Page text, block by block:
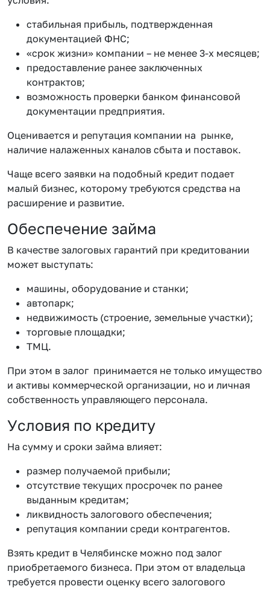
стабильная прибыль, подтвержденная
документацией ФНС;
«срок жизни» компании – не менее 3-х месяцев;
предоставление ранее заключенных
контрактов;
возможность проверки банком финансовой
документации предприятия.
Оценивается и репутация компании на рынке,
наличие налаженных каналов сбыта и поставок.
Чаще всего заявки на подобный кредит подает
малый бизнес, которому требуются средства на
расширение и развитие.
Обеспечение займа
В качестве залоговых гарантий при кредитовании
может выступать:
машины, оборудование и станки;
автопарк;
недвижимость (строение, земельные участки);
торговые площадки;
ТМЦ.
При этом в залог принимается не только имущество
и активы коммерческой организации, но и личная
собственность управляющего персонала.
Условия по кредиту
На сумму и сроки займа влияет:
размер получаемой прибыли;
отсутствие текущих просрочек по ранее
выданным кредитам;
ликвидность залогового обеспечения;
репутация компании среди контрагентов.
Взять кредит в Челябинске можно под залог
приобретаемого бизнеса. При этом от владельца
требуется провести оценку всего залогового